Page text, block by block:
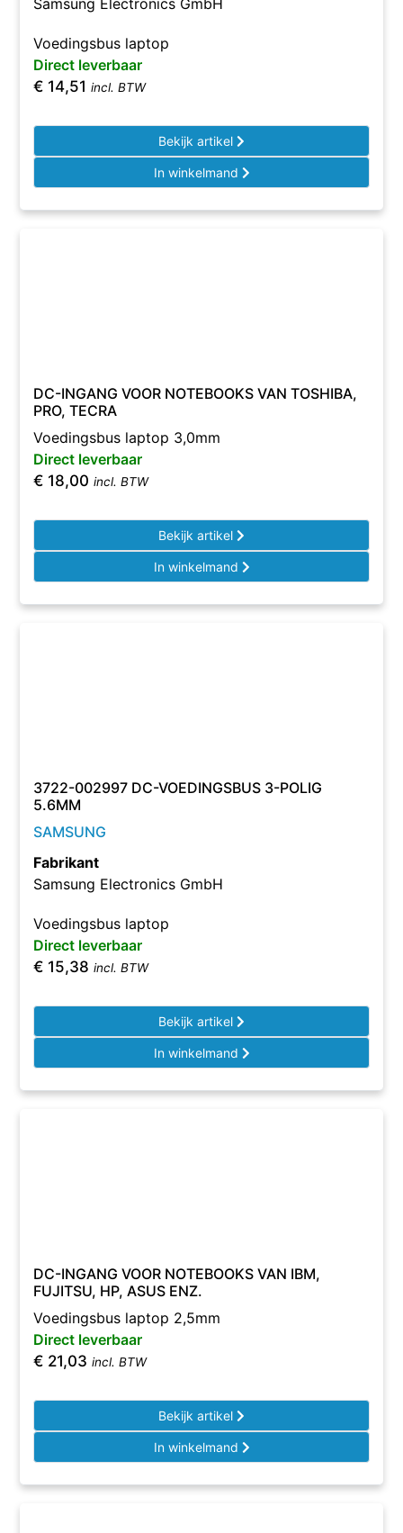
Samsung Electronics GmbH
Voedingsbus laptop
Direct leverbaar
€ 14,51 incl. BTW
Bekijk artikel
In winkelmand
DC-INGANG VOOR NOTEBOOKS VAN TOSHIBA,
PRO, TECRA
Voedingsbus laptop 3,0mm
Direct leverbaar
€ 18,00 incl. BTW
Bekijk artikel
In winkelmand
3722-002997 DC-VOEDINGSBUS 3-POLIG
5.6MM
SAMSUNG
Fabrikant
Samsung Electronics GmbH
Voedingsbus laptop
Direct leverbaar
€ 15,38 incl. BTW
Bekijk artikel
In winkelmand
DC-INGANG VOOR NOTEBOOKS VAN IBM,
FUJITSU, HP, ASUS ENZ.
Voedingsbus laptop 2,5mm
Direct leverbaar
€ 21,03 incl. BTW
Bekijk artikel
In winkelmand